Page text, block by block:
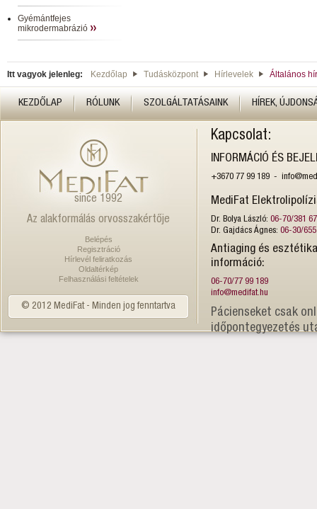
Gyémántfejes
mikrodermabrázió
Itt vagyok jelenleg: Kezdőlap Tudásközpont Hírlevelek Általános
KEZDŐLAP RÓLUNK SZOLGÁLTATÁSAINK HÍREK,
since 1992
Az alakformálás orvosszakértője
Belépés
Regisztráció
Hírlevél feliratkozás
Oldaltérkép
Felhasználási feltételek
© 2012 MediFat - Minden jog fenntartva
Kapcsolat:
INFORMÁCIÓ ÉS
+3670 77 99 189 -
MediFat
Dr. Bolya László: 06-70/381
Dr. Gajdács Ágnes: 06-30/
Antiaging és
információ:
06-70/77 99 189
info@medifat.hu
Pácienseket csak
időpontegyezetés